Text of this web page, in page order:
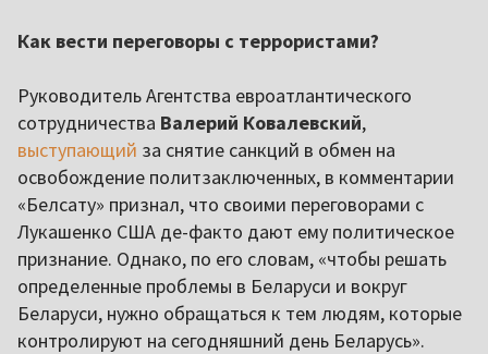
Как вести переговоры с террористами?
Руководитель Агентства евроатлантического
сотрудничества Валерий Ковалевский,
выступающий за снятие санкций в обмен на
освобождение политзаключенных, в комментарии
«Белсату» признал, что своими переговорами с
Лукашенко США де-факто дают ему политическое
признание. Однако, по его словам, «чтобы решать
определенные проблемы в Беларуси и вокруг
Беларуси, нужно обращаться к тем людям, которые
контролируют на сегодняшний день Беларусь».